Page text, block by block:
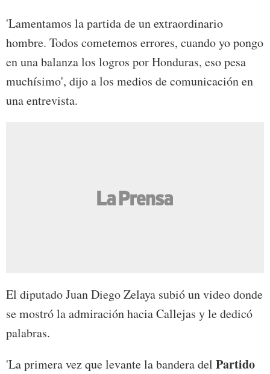
'Lamentamos la partida de un extraordinario
hombre. Todos cometemos errores, cuando yo pongo
en una balanza los logros por Honduras, eso pesa
muchísimo', dijo a los medios de comunicación en
una entrevista.
El diputado Juan Diego Zelaya subió un video donde
se mostró la admiración hacia Callejas y le dedicó
palabras.
'La primera vez que levante la bandera del Partido